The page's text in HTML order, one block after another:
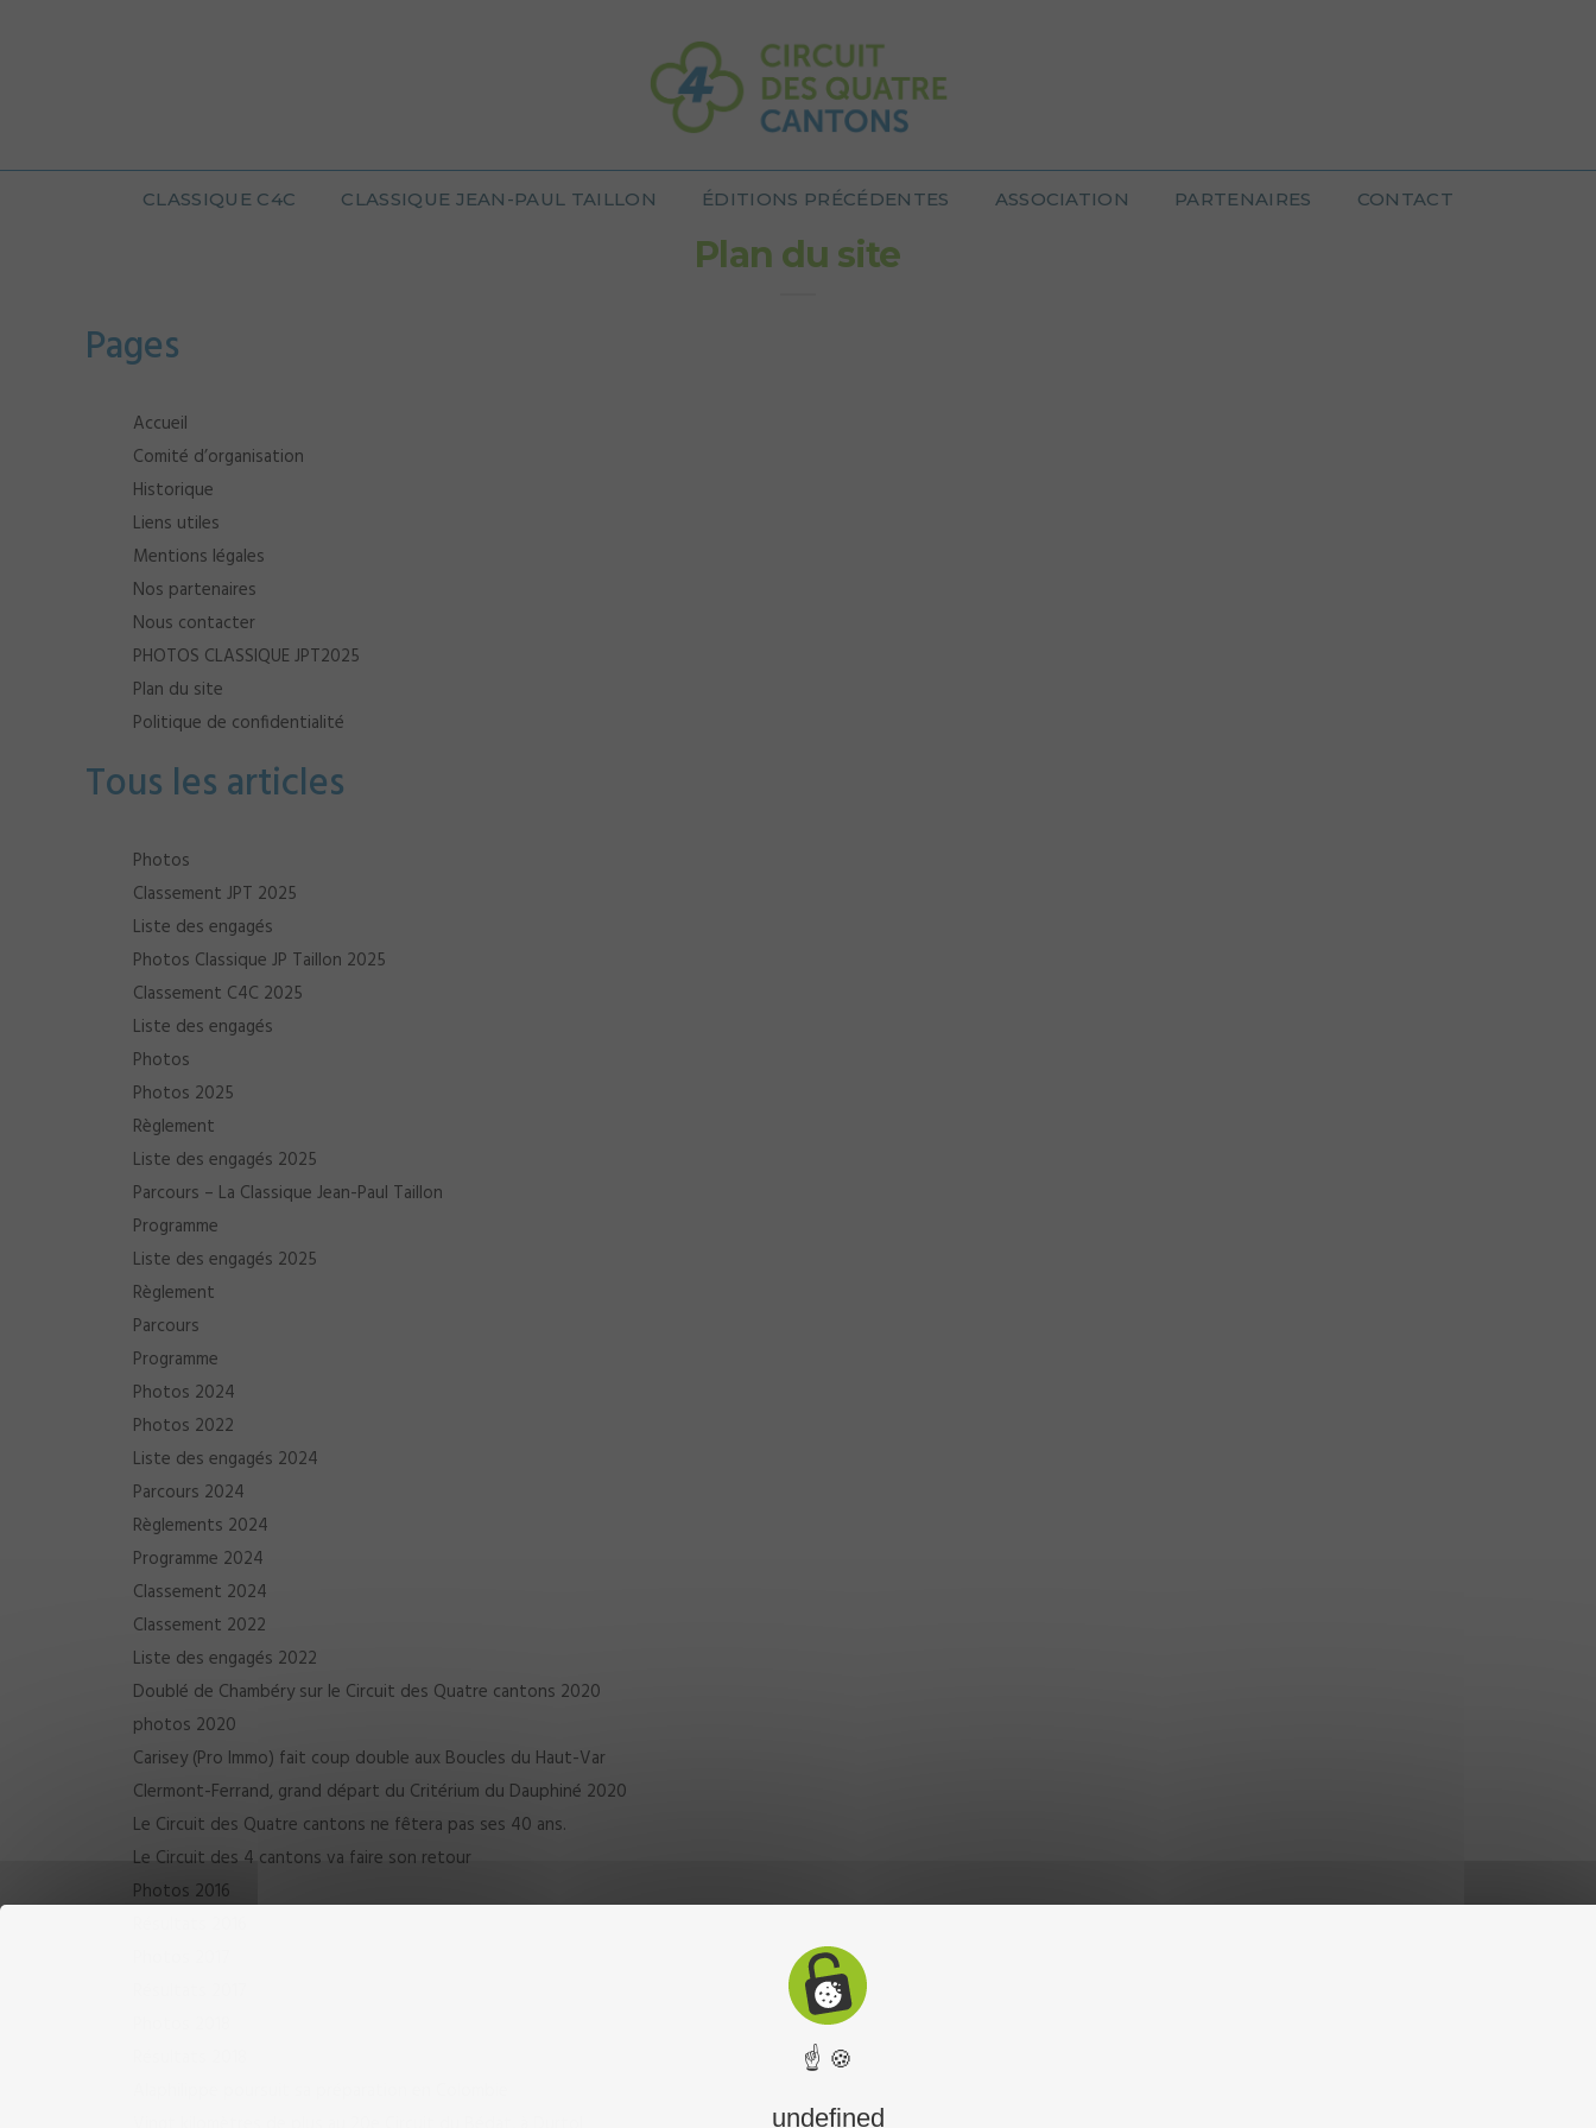
CLASSIQUE C4C CLASSIQUE JEAN-PAUL TAILLON ÉDITIONS PRÉCÉDENTES ASSOCIATION PARTENAIRES CONTACT
Plan du site
Pages
Accueil
Comité d’organisation
Historique
Liens utiles
Mentions légales
Nos partenaires
Nous contacter
PHOTOS CLASSIQUE JPT2025
Plan du site
Politique de confidentialité
Tous les articles
Photos
Classement JPT 2025
Liste des engagés
Photos Classique JP Taillon 2025
Classement C4C 2025
Liste des engagés
Photos
Photos 2025
Règlement
Liste des engagés 2025
Parcours – La Classique Jean-Paul Taillon
Programme
Liste des engagés 2025
Règlement
Parcours
Programme
Photos 2024
Photos 2022
Liste des engagés 2024
Parcours 2024
Règlements 2024
Programme 2024
Classement 2024
Classement 2022
Liste des engagés 2022
Doublé de Chambéry sur le Circuit des Quatre cantons 2020
photos 2020
Carisey (Pro Immo) fait coup double aux Boucles du Haut-Var
Clermont-Ferrand, grand départ du Critérium du Dauphiné 2020
Le Circuit des Quatre cantons ne fêtera pas ses 40 ans.
Le Circuit des 4 cantons va faire son retour
Photos 2016
☝ 🍪
undefined